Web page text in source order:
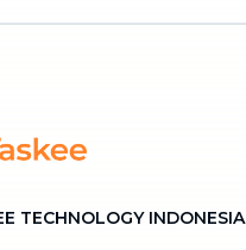
TECHNOLOGY INDONESIA